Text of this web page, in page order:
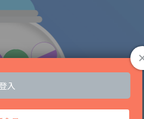
NT$315NT$420